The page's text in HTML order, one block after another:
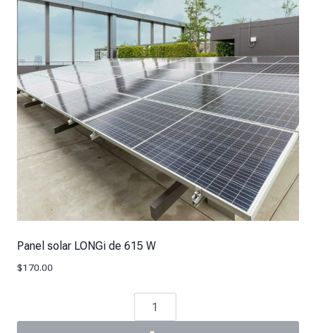
Panel solar LONGi de 615 W
$170.00